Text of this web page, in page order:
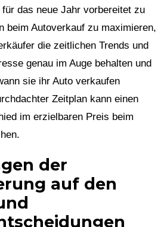
das neue Jahr vorbereitet zu
beim Autoverkauf zu maximieren,
die zeitlichen Trends und
genau im Auge behalten und
sie ihr Auto verkaufen
Zeitplan kann einen
im erzielbaren Preis beim
der
auf den